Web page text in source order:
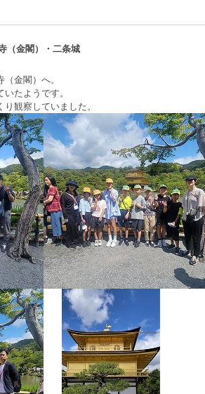
（金閣）・二条城
金閣）へ。
たようです。
観察していました。